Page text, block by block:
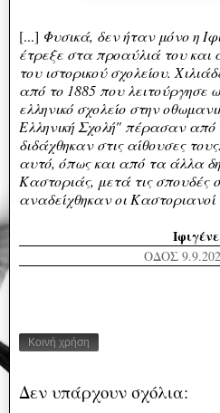
[...] Φυσικά, δεν ήταν μόνο η
έτρεξε στα προαύλιά του και
του ιστορικού σχολείου.
από το 1885 που λειτούργησε
ελληνικό σχολείο στην
Ελληνική Σχολή" πέρασαν από
διδάχθηκαν στις αίθουσες
αυτό, όπως και από τα άλλα
Καστοριάς, μετά τις σπουδές
αναδείχθηκαν οι Καστοριανοί
ΟΔΟΣ
Κοινή χρήση
Δεν υπάρχουν σχόλια: